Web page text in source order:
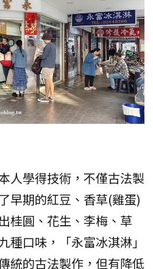
人學得技術，不僅古法製
早期的紅豆、香草(雞蛋)
桂圓、花生、李梅、草
種口味，「永富冰淇淋」
統的古法製作，但有降低